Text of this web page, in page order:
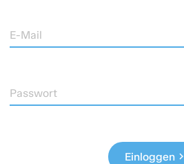
E-Mail
Passwort
Einloggenchevron_right